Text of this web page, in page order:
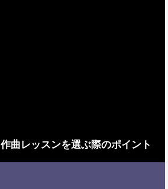
作曲レッスンを選ぶ際のポイント